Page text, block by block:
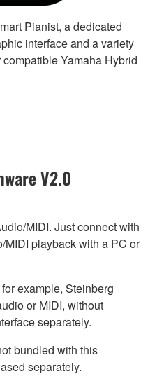
Pianist, a dedicated
interface and a variety
Yamaha Hybrid
V2.0
MIDI. Just connect with
playback with a PC or
example, Steinberg
or MIDI, without
separately.
bundled with this
separately.